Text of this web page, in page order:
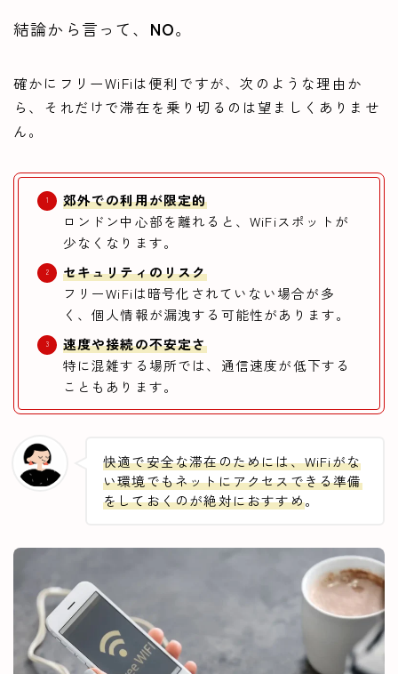
結論から言って、 NO。
確かにフリーWiFiは便利ですが、次のような理由か
ら、それだけで滞在を乗り切るのは望ましくありませ
ん。
郊外での利用が限定的
ロンドン中心部を離れると、WiFiスポットが
少なくなります。
セキュリティのリスク
フリーWiFiは暗号化されていない場合が多
く、個人情報が漏洩する可能性があります。
速度や接続の不安定さ
特に混雑する場所では、通信速度が低下する
こともあります。
快適で安全な滞在のためには、WiFiがな
い環境でもネットにアクセスできる準備
をしておくのが絶対におすすめ。